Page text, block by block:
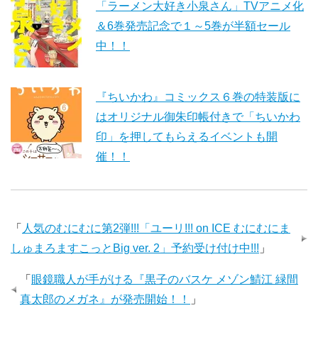
「ラーメン大好き小泉さん」TVアニメ化
＆6巻発売記念で１～5巻が半額セール
中！！
『ちいかわ』コミックス６巻の特装版に
はオリジナル御朱印帳付きで「ちいかわ
印」を押してもらえるイベントも開
催！！
「 人気のむにむに第2弾!!!「ユーリ!!! on ICE むにむにま
しゅまろますこっとBig ver. 2」予約受け付け中!!! 」
「 眼鏡職人が手がける『黒子のバスケ メゾン鯖江 緑間
真太郎のメガネ』が発売開始！！
」